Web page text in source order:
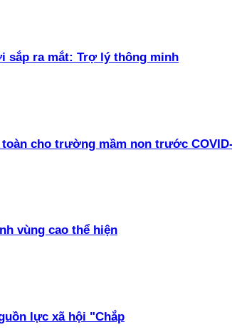
sắp ra mắt: Trợ lý thông minh
cho trường mầm non trước
vùng cao thể hiện
lực xã hội "Chắp